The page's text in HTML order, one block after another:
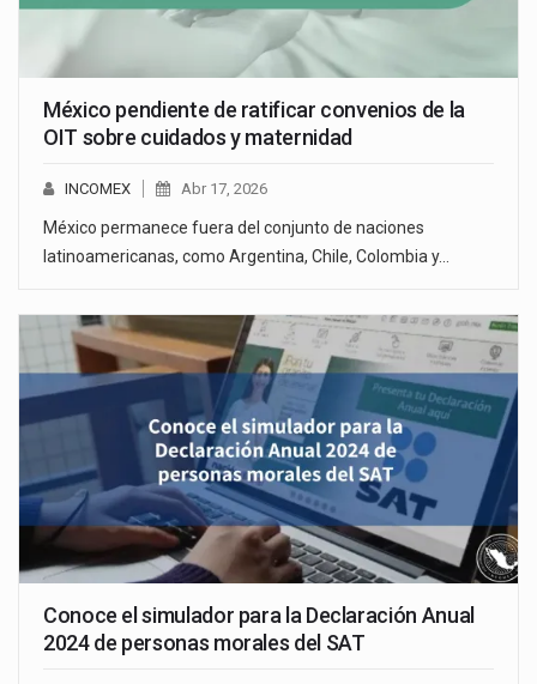
México pendiente de ratificar convenios de la
OIT sobre cuidados y maternidad
INCOMEX Abr 17, 2026
México permanece fuera del conjunto de naciones
latinoamericanas, como Argentina, Chile, Colombia y…
Conoce el simulador para la Declaración Anual
2024 de personas morales del SAT